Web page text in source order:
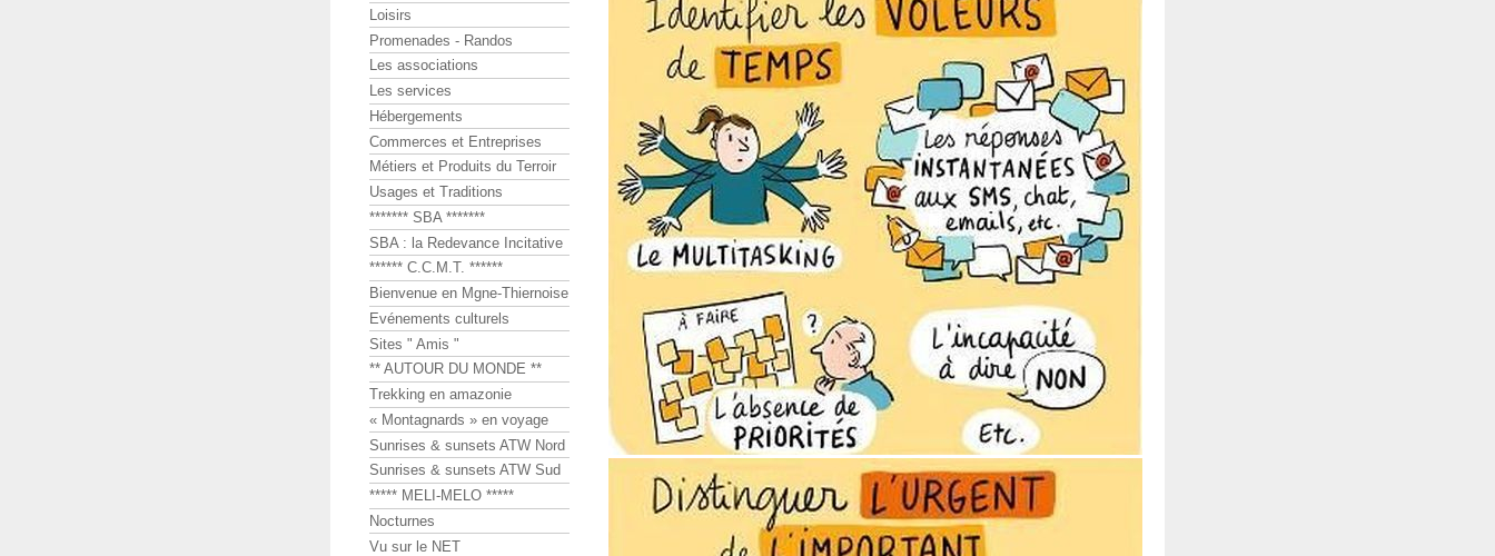
Loisirs
Promenades - Randos
Les associations
Les services
Hébergements
Commerces et Entreprises
Métiers et Produits du Terroir
Usages et Traditions
******* SBA *******
SBA : la Redevance Incitative
****** C.C.M.T. ******
Bienvenue en Mgne-Thiernoise
Evénements culturels
Sites " Amis "
** AUTOUR DU MONDE **
Trekking en amazonie
« Montagnards » en voyage
Sunrises & sunsets ATW Nord
Sunrises & sunsets ATW Sud
***** MELI-MELO *****
Nocturnes
Vu sur le NET